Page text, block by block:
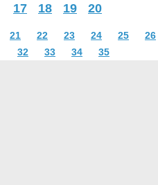
17
18 19 20
21 22 23 24 25 26
32
33 34 35